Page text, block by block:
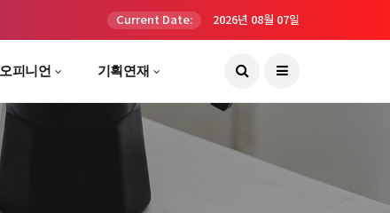
Current Date: 2026년 08월 07일
오피니언 기획연재